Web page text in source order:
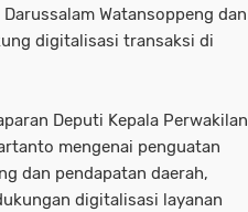
Watansoppeng dan
digitalisasi transaksi di
Deputi Kepala Perwakilan
mengenai penguatan
dan pendapatan daerah,
digitalisasi layanan